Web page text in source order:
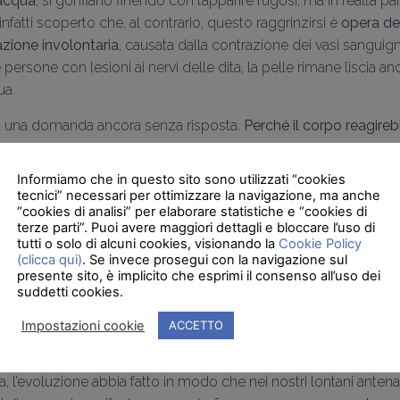
scoperto che, al contrario, questo raggrinzirsi è opera
involontaria, causata dalla contrazione dei vasi
con lesioni ai nervi delle dita, la pelle rimane liscia
domanda ancora senza risposta. Perché il corpo
pubblicato sulla rivista scientificaBiology Lettersha gettato
hanno condotto un esperimento con dei volontari,
le mani nell’acqua a uno di questi gruppi finché la
grinzoso.
testato le capacità dei due gruppi di volontari di prendere in
da qui la scoperta “rivoluzionaria”: le persone con le mani
le biglie bagnate
svantaggiate nel
l’evoluzione abbia fatto in modo che nei nostri lontani
Informiamo che in questo sito sono utilizzati “cookies
tecnici” necessari per ottimizzare la navigazione, ma anche
“cookies di analisi” per elaborare statistiche e “cookies di
terze parti”. Puoi avere maggiori dettagli e bloccare l’uso di
tutti o solo di alcuni cookies, visionando la Cookie Policy
(clicca qui). Se invece prosegui con la navigazione sul
presente sito, è implicito che esprimi il consenso all’uso dei
suddetti cookies.
Impostazioni cookie ACCETTO